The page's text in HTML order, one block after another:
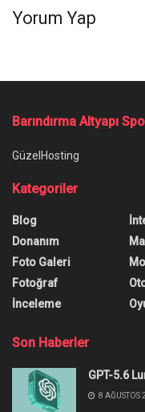
Yorum Yap
Neuralink
Dolayısıyla
Neuralink hayvan
altına girdi.
ihlal edilip edilmediği
Yazar: Burak Öz